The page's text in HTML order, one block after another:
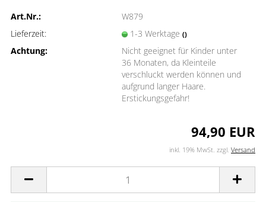
Art.Nr.:
W879
Lieferzeit:
1-3 Werktage ()
Achtung:
Nicht geeignet für Kinder unter
36 Monaten, da Kleinteile
verschluckt werden können und
aufgrund langer Haare.
Erstickungsgefahr!
94,90 EUR
inkl. 19% MwSt. zzgl. Versand